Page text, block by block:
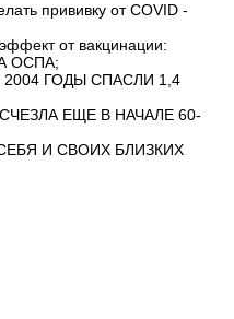
прививку от COVID -
от вакцинации:
ОСПА;
2004 ГОДЫ СПАСЛИ 1,4
ЕЩЕ В НАЧАЛЕ 60-
И СВОИХ БЛИЗКИХ